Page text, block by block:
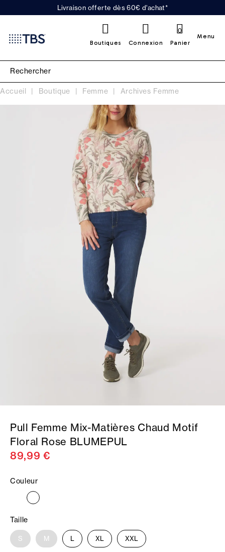
Livraison offerte dès 60€ d'achat*
Boutiques Connexion Panier
0
Menu
Accueil Boutique Femme Archives Femme
Pull Femme Mix-Matières Chaud Motif
Floral Rose BLUMEPUL
89,99 €
Couleur
Taille
S M L XL XXL